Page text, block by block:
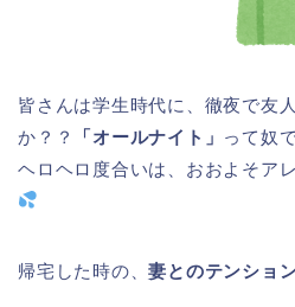
皆さんは学生時代に、徹夜で友
か？？
「オールナイト」 って奴
ヘロヘロ度合いは、おおよそア
帰宅した時の、妻とのテンショ